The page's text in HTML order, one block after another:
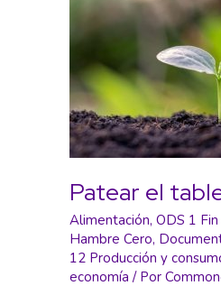
Patear el
Alimentación, ODS 1
Hambre Cero,
12 Producción y
economía / Por